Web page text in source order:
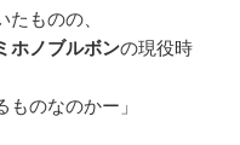
ものの、
ホノブルボンの現役時
ものなのかー」